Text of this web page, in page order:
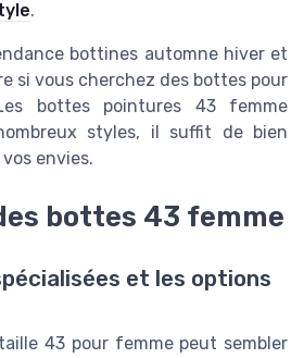
.
bottines automne hiver et
si vous cherchez des bottes pour
bottes pointures 43 femme
styles, il suffit de bien
envies.
bottes 43 femme
et les options
43 pour femme peut sembler